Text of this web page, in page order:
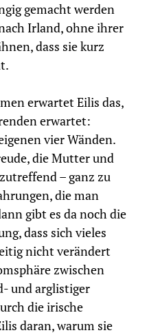
gemacht werden
Irland, ohne ihrer
dass sie kurz
erwartet Eilis das,
erwartet:
vier Wänden.
die Mutter und
– ganz zu
die man
gibt es da noch die
dass sich vieles
nicht verändert
zwischen
und arglistiger
die irische
daran, warum sie